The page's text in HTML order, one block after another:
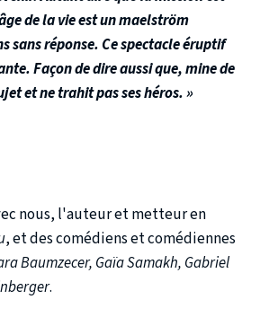
de la vie est un maelström
sans réponse. Ce spectacle éruptif
Façon de dire aussi que, mine de
et ne trahit pas ses héros. »
nous, l'auteur et metteur en
, et des comédiens et comédiennes
Baumzecer, Gaïa Samakh, Gabriel
.